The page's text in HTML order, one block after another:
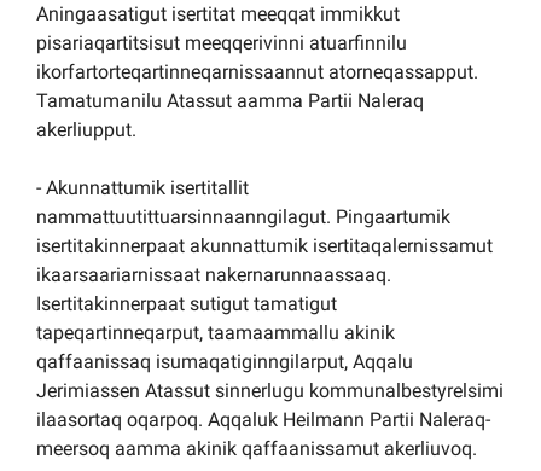
Aningaasatigut isertitat meeqqat immikkut
pisariaqartitsisut meeqqerivinni atuarfinnilu
ikorfartorteqartinneqarnissaannut atorneqassapput.
Tamatumanilu Atassut aamma Partii Naleraq
akerliupput.
- Akunnattumik isertitallit
nammattuutittuarsinnaanngilagut. Pingaartumik
isertitakinnerpaat akunnattumik isertitaqalernissamut
ikaarsaariarnissaat nakernarunnaassaaq.
Isertitakinnerpaat sutigut tamatigut
tapeqartinneqarput, taamaammallu akinik
qaffaanissaq isumaqatiginngilarput, Aqqalu
Jerimiassen Atassut sinnerlugu kommunalbestyrelsimi
ilaasortaq oqarpoq. Aqqaluk Heilmann Partii Naleraq-
meersoq aamma akinik qaffaanissamut akerliuvoq.